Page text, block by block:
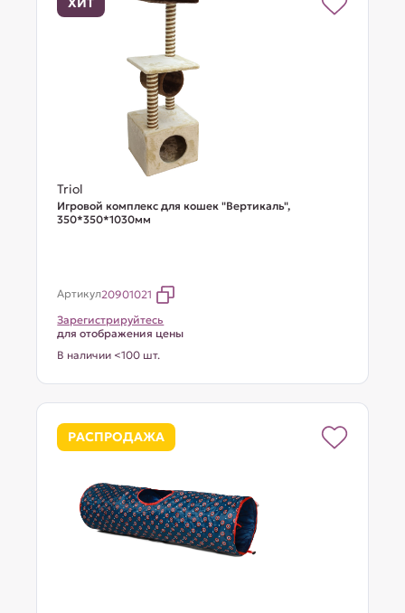
Triol
Игровой комплекс для кошек "Вертикаль",
350*350*1030мм
Артикул20901021
Зарегистрируйтесь
для отображения цены
В наличии <100 шт.
РАСПРОДАЖА